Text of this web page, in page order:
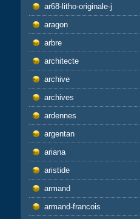
ar68-litho-originale-j
aragon
arbre
architecte
archive
archives
ardennes
argentan
ariana
aristide
armand
armand-francois